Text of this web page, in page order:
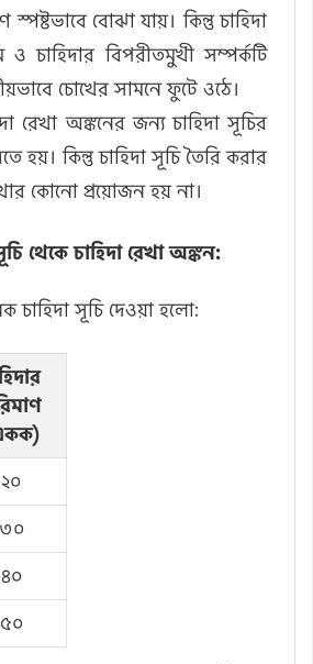
স্পষ্টভাবে বোঝা যায়। কিন্তু চাহিদা
ও চাহিদার বিপরীতমুখী সম্পর্কটি
চোখের সামনে ফুটে ওঠে।
রেখা অঙ্কনের জন্য চাহিদা সূচির
হয়। কিন্তু চাহিদা সূচি তৈরি করার
কোনো প্রয়োজন হয় না।
থেকে চাহিদা রেখা অঙ্কন:
চাহিদা সূচি দেওয়া হলো:
২০
৩০
৪০
৫০